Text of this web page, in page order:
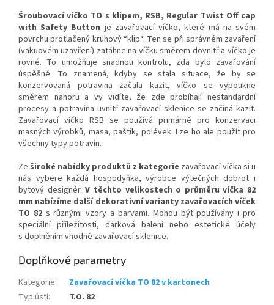
Šroubovací víčko TO s klipem, RSB, Regular Twist Off cap
with Safety Button je zavařovací víčko, které má na svém
povrchu protlačený kruhový “klip“. Ten se při správném zavaření
(vakuovém uzavření) zatáhne na víčku směrem dovnitř a víčko je
rovné. To umožňuje snadnou kontrolu, zda bylo zavařování
úspěšné. To znamená, kdyby se stala situace, že by se
konzervovaná potravina začala kazit, víčko se vypoukne
směrem nahoru a vy vidíte, že zde probíhají nestandardní
procesy a potravina uvnitř zavařovací sklenice se začíná kazit.
Zavařovací víčko RSB se používá primárně pro konzervaci
masných výrobků, masa, paštik, polévek. Lze ho ale použít pro
všechny typy potravin.
Ze široké nabídky produktů z kategorie zavařovací víčka si u
nás vybere každá hospodyňka, výrobce výtečných dobrot i
bytový designér.V těchto velikostech o průměru víčka 82
mm nabízíme další dekorativní varianty zavařovacích víček
TO 82s různými vzory a barvami. Mohou být používány i pro
speciální příležitosti, dárková balení nebo estetické účely
s doplněním vhodné zavařovací sklenice.
Doplňkové parametry
Kategorie:
Zavařovací víčka TO 82 v kartonech
Typ ústí:
T.O. 82